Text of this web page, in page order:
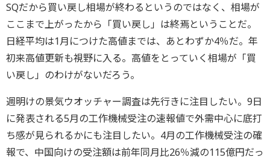
SQだから買い戻し相場が終わるというのではなく、相場が
ここまで上がったから「買い戻し」は終焉ということだ。
日経平均は1月につけた高値までは、あとわずか4％だ。年
初来高値更新も視野に入る。高値をとっていく相場が「買
い戻し」のわけがないだろう。
週明けの景気ウオッチャー調査は先行きに注目したい。9日
に発表される5月の工作機械受注の速報値で外需中心に底打
ち感が見られるかにも注目したい。4月の工作機械受注の確
報で、中国向けの受注額は前年同月比26％減の115億円だっ